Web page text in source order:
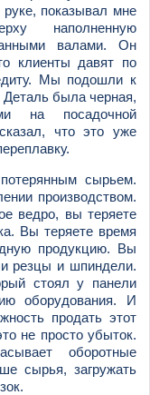
руке, показывал мне
наполненную
валами. Он
клиенты давят по
Мы подошли к
Деталь была черная,
на посадочной
что это уже
сырьем.
производством.
ведро, вы теряете
Вы теряете время
продукцию. Вы
резцы и шпиндели.
стоял у панели
оборудования. И
продать этот
не просто убыток.
оборотные
сырья, загружать